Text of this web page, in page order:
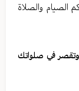
الصيام والصلاة
وتقصر في صلواتك